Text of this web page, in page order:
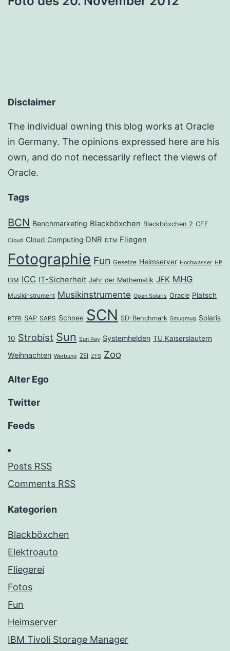
Disclaimer
The individual owning this blog works at Oracle
in Germany. The opinions expressed here are his
own, and do not necessarily reflect the views of
Oracle.
Tags
BCN Benchmarketing Blackböxchen Blackböxchen 2 CFE
Cloud Cloud Computing DNR DTM Fliegen
Fotographie Fun Gesetze Heimserver Hochwasser HP
IBM ICC IT-Sicherheit Jahr der Mathematik JFK MHG
Musikinstrument Musikinstrumente Open Solaris Oracle Platsch
RTFB SAP SAPS Schnee SCN SD-Benchmark Smugmug Solaris
10 Strobist Sun Sun Ray Systemhelden TU Kaiserslautern
Weihnachten Werbung ZEI ZFS Zoo
Alter Ego
Twitter
Feeds
Posts RSS
Comments RSS
Kategorien
Blackböxchen
Elektroauto
Fliegerei
Fotos
Fun
Heimserver
IBM Tivoli Storage Manager